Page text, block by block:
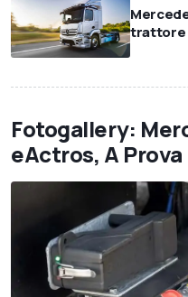
trattore
Fotogallery:
eActros, A Prova